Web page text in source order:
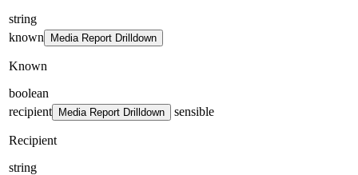
string
known
Media Report Drilldown
Known
boolean
recipient
Media Report Drilldown sensible
Recipient
string